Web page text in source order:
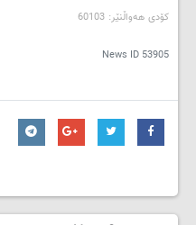
کۆدی هه‌واڵنێر: 60103
News ID 53905